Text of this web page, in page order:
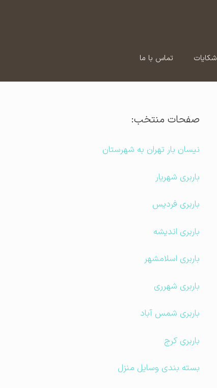
تماس با ما
صفحات منتخب:
نیسان بار تهران به شهرستان
باربری شهریار
باربری فردیس
باربری اندیشه
باربری اسلامشهر
باربری شهرری
باربری شمس آباد
باربری کرج
بسته بندی وسایل منزل